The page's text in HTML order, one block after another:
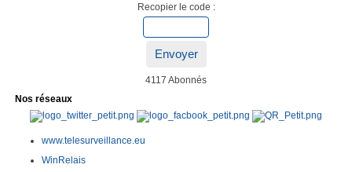
Recopier le code :
Envoyer
4117 Abonnés
Nos réseaux
www.telesurveillance.eu
WinRelais